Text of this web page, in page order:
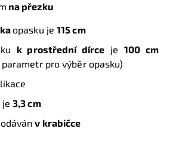
na přezku
opasku je 115 cm
k prostřední dírce je 100 cm
pro výběr opasku)
je3,3 cm
v krabičce